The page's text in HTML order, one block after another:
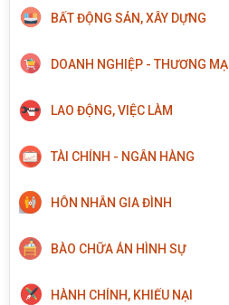
BẤT ĐỘNG SẢN, XÂY DỰNG
DOANH NGHIỆP - THƯƠNG MẠI
LAO ĐỘNG, VIỆC LÀM
TÀI CHÍNH - NGÂN HÀNG
HÔN NHÂN GIA ĐÌNH
BÀO CHỮA ÁN HÌNH SỰ
HÀNH CHÍNH, KHIẾU NẠI